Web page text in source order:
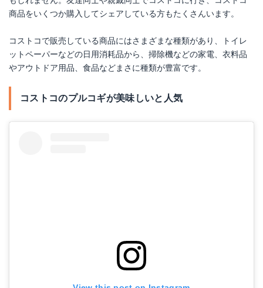
商品をいくつか購入してシェアしている方もたくさんいます。
コストコで販売している商品にはさまざまな種類があり、トイレ
ットペーパーなどの日用消耗品から、掃除機などの家電、衣料品
やアウトドア用品、食品などまさに種類が豊富です。
コストコのプルコギが美味しいと人気